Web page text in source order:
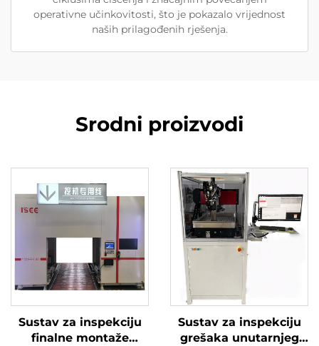
operativne učinkovitosti, što je pokazalo vrijednost
naših prilagođenih rješenja.
Srodni proizvodi
Sustav za inspekciju
finalne montaže
Sustav za inspekciju
grešaka unutarnjeg